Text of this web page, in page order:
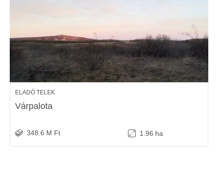
ELADÓ TELEK
Várpalota
348.6 M Ft 1.96 ha